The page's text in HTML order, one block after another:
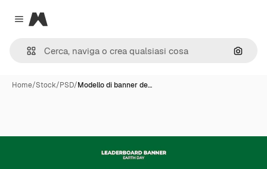
Close menu
Magnific
Cerca
Home/Stock/PSD/Modello di banner de…